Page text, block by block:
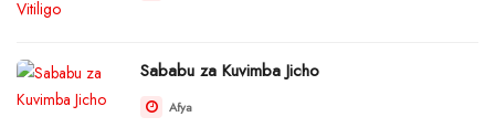
Sababu za Kuvimba Jicho
Afya